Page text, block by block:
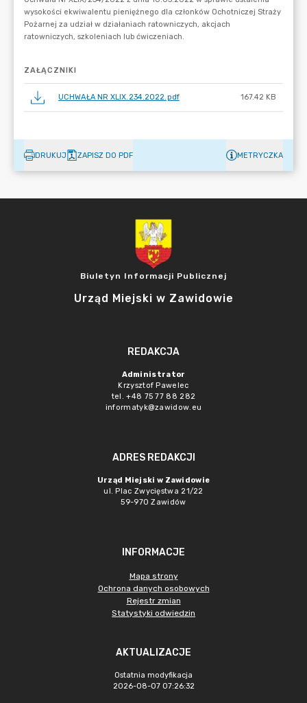
ZAŁĄCZNIKI
UCHWAŁA NR XLIX.234.2022.pdf 167.42 KB
DRUKUJ ZAPISZ DO PDF METRYCZKA
Biuletyn Informacji Publicznej
Urząd Miejski w Zawidowie
REDAKCJA
Administrator
Krzysztof Pawelec
tel. +48 75 77 88 282
informatyk@zawidow.eu
ADRES REDAKCJI
Urząd Miejski w Zawidowie
ul. Plac Zwycięstwa 21/22
59-970 Zawidów
INFORMACJE
Mapa strony
Ochrona danych osobowych
Rejestr zmian
Statystyki odwiedzin
AKTUALIZACJE
Ostatnia modyfikacja
2026-08-07 07:26:32